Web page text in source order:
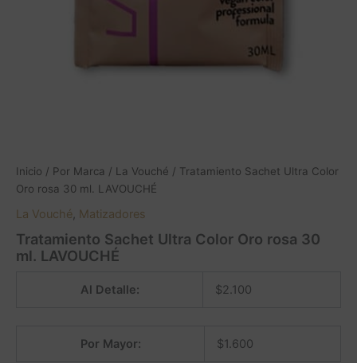
Inicio / Por Marca / La Vouché / Tratamiento Sachet Ultra Color
Oro rosa 30 ml. LAVOUCHÉ
La Vouché, Matizadores
Tratamiento Sachet Ultra Color Oro rosa 30
ml. LAVOUCHÉ
Al Detalle: $2.100
Por Mayor: $1.600